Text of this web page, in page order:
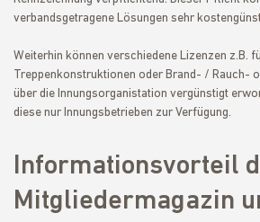
verbandsgetragene Lösungen sehr
Weiterhin können verschiedene Lizenzen z.B.
Treppenkonstruktionen oder Brand- / Rauch-
über die Innungsorganistation vergünstigt
diese nur Innungsbetrieben zur Verfügung.
Informationsvorteil
Mitgliedermagazin